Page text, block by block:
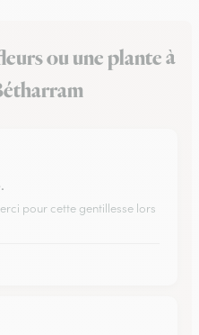
ou une plante à
pour cette gentillesse lors